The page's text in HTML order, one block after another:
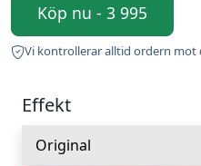
Köp nu - 3 995
Vi kontrollerar alltid ordern
Effekt
Original